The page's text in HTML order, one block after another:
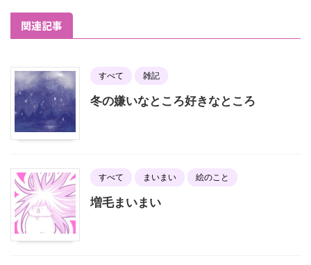
関連記事
すべて 雑記
冬の嫌いなところ好きなところ
すべて まいまい 絵のこと
増毛まいまい